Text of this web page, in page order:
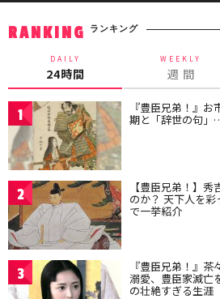
RANKING ランキング
DAILY
24時間
WEEKLY
週 間
1 『豊臣兄弟！』
期と「辞世の句」
2 【豊臣兄弟！】
のか？ 天下人を
で一挙紹介
3 『豊臣兄弟！』
溺愛、豊臣家滅亡
の壮絶すぎる生涯